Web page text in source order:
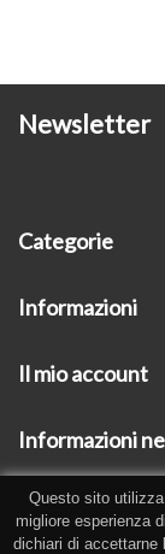
Newsletter
Categorie
Informazioni
Il mio account
Informazioni
Questo sito
migliore esperienza
dichiari di accettarne